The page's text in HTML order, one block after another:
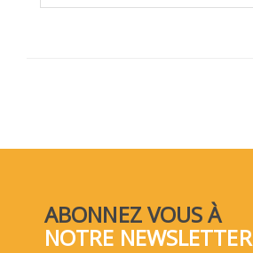
ABONNEZ VOUS À
NOTRE NEWSLETTER